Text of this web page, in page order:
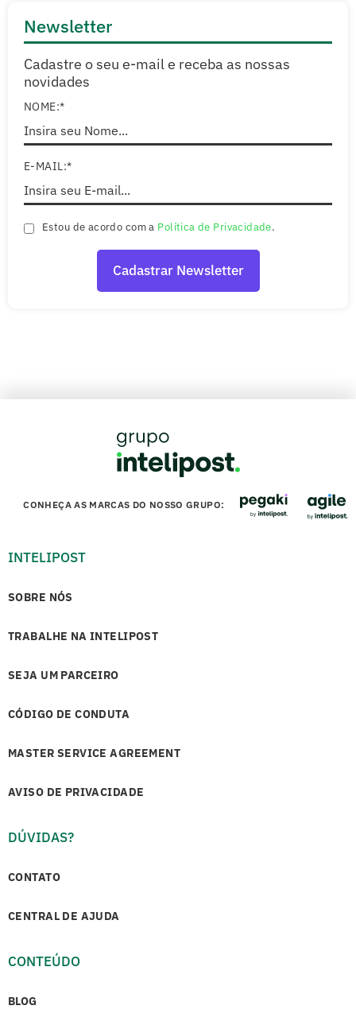
Newsletter
Cadastre o seu e-mail e receba as nossas
novidades
NOME:*
E-MAIL:*
Estou de acordo com a Política de Privacidade.
CONHEÇA AS MARCAS DO NOSSO GRUPO:
INTELIPOST
SOBRE NÓS
TRABALHE NA INTELIPOST
SEJA UM PARCEIRO
CÓDIGO DE CONDUTA
MASTER SERVICE AGREEMENT
AVISO DE PRIVACIDADE
DÚVIDAS?
CONTATO
CENTRAL DE AJUDA
CONTEÚDO
BLOG